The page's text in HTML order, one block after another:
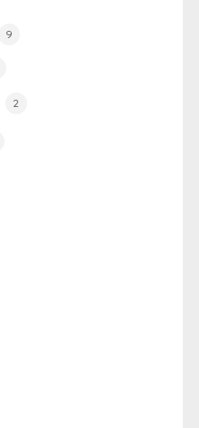
9
2